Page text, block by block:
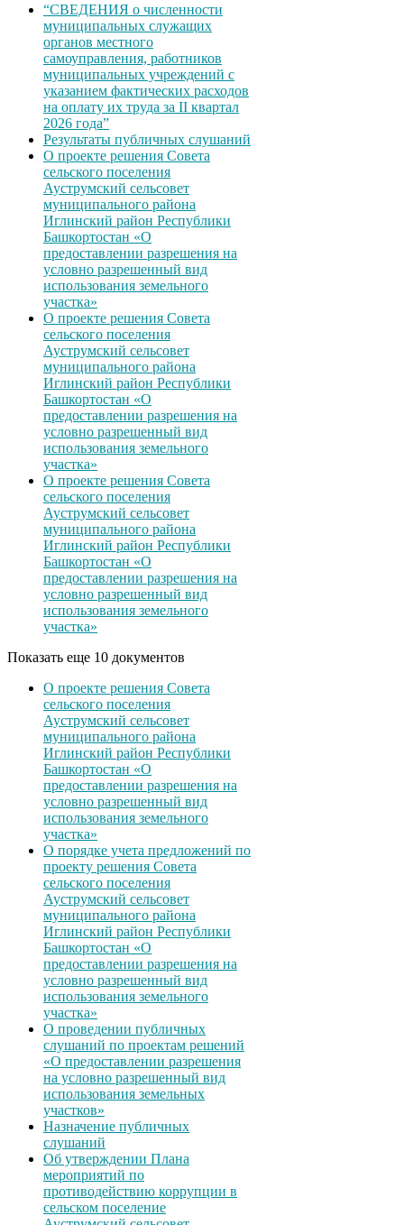
“СВЕДЕНИЯ о численности
муниципальных служащих
органов местного
самоуправления, работников
муниципальных учреждений с
указанием фактических расходов
на оплату их труда за II квартал
2026 года”
Результаты публичных слушаний
О проекте решения Совета
сельского поселения
Ауструмский сельсовет
муниципального района
Иглинский район Республики
Башкортостан «О
предоставлении разрешения на
условно разрешенный вид
использования земельного
участка»
О проекте решения Совета
сельского поселения
Ауструмский сельсовет
муниципального района
Иглинский район Республики
Башкортостан «О
предоставлении разрешения на
условно разрешенный вид
использования земельного
участка»
О проекте решения Совета
сельского поселения
Ауструмский сельсовет
муниципального района
Иглинский район Республики
Башкортостан «О
предоставлении разрешения на
условно разрешенный вид
использования земельного
участка»
Показать еще 10 документов
О проекте решения Совета
сельского поселения
Ауструмский сельсовет
муниципального района
Иглинский район Республики
Башкортостан «О
предоставлении разрешения на
условно разрешенный вид
использования земельного
участка»
О порядке учета предложений по
проекту решения Совета
сельского поселения
Ауструмский сельсовет
муниципального района
Иглинский район Республики
Башкортостан «О
предоставлении разрешения на
условно разрешенный вид
использования земельного
участка»
О проведении публичных
слушаний по проектам решений
«О предоставлении разрешения
на условно разрешенный вид
использования земельных
участков»
Назначение публичных
слушаний
Об утверждении Плана
мероприятий по
противодействию коррупции в
сельском поселение